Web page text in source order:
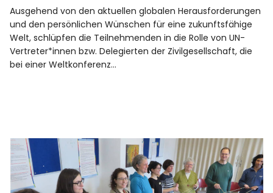
Ausgehend von den aktuellen globalen Herausforderungen
und den persönlichen Wünschen für eine zukunftsfähige
Welt, schlüpfen die Teilnehmenden in die Rolle von UN-
Vertreter*innen bzw. Delegierten der Zivilgesellschaft, die
bei einer Weltkonferenz…